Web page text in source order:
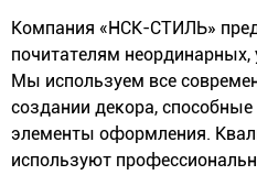
Компания «НСК-СТИЛЬ»
почитателям неординарных,
Мы используем все
создании декора,
элементы оформления.
используют